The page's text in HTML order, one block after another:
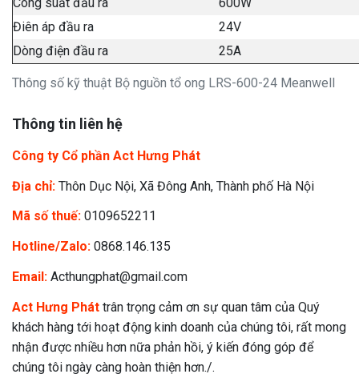
Thông số kỹ thuật Bộ nguồn tổ ong LRS-600-24 Meanwell
Điên áp đầu ra
24V
Dòng điện đầu ra
25A
Thông tin liên hệ
Công ty Cổ phần Act Hưng Phát
Địa chỉ: Thôn Dục Nội, Xã Đông Anh, Thành phố Hà Nội
Mã số thuế: 0109652211
Hotline/Zalo: 0868.146.135
Email: Acthungphat@gmail.com
Act Hưng Phát trân trọng cảm ơn sự quan tâm của Quý
khách hàng tới hoạt động kinh doanh của chúng tôi, rất mong
nhận được nhiều hơn nữa phản hồi, ý kiến đóng góp để
chúng tôi ngày càng hoàn thiện hơn./.